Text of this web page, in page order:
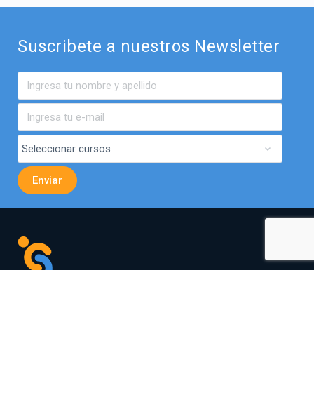
Suscribete a nuestros Newsletter